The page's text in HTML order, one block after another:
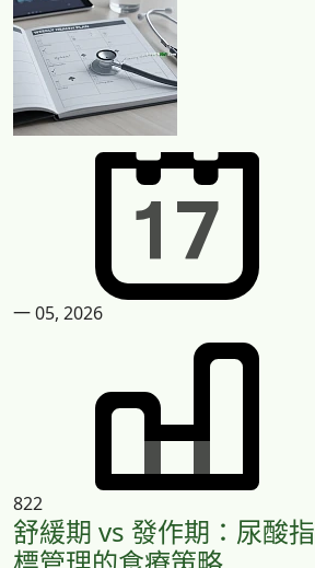
一 05, 2026
822
舒緩期 vs 發作期：尿酸指